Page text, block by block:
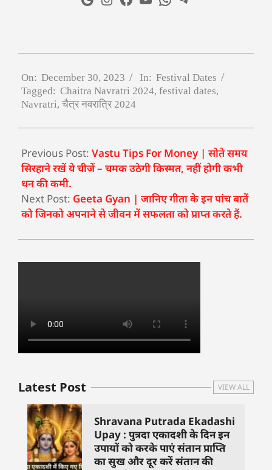
On: December 30, 2023 In: Festival Dates
Tagged: Chaitra Navratri 2024, festival dates,
Navratri, चैत्र नवरात्रि 2024
Previous Post: Vastu Tips For Money | सोते समय
सिरहाने रखें ये चीजें – चमक उठेगी किस्मत, नहीं होगी कभी
धन की कमी.
Next Post: Geeta Gyan | जानिए गीता के इन पांच बातें
को जिनको अपनाने से जीवन में सफलता को प्राप्त करते हैं.
Latest Post VIEW ALL
Shravana Putrada Ekadashi
Upay : पुत्रदा एकादशी के दिन इन
उपायों को करके पाएं संतान प्राप्ति
का सुख और दूर करें संतान की